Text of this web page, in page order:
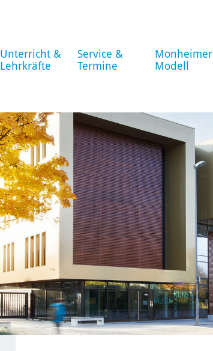
Unterricht &
Lehrkräfte
Service &
Termine
Monheimer
Modell